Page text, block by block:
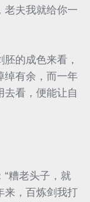
老夫我就给你一
的成色来看，
绰有余，而一年
去看，便能让自
糟老头子，就
来，百炼剑我打